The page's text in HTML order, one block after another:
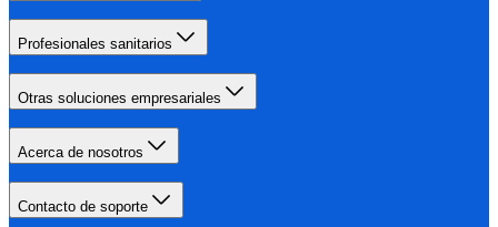
Profesionales sanitarios
Otras soluciones empresariales
Acerca de nosotros
Contacto de soporte